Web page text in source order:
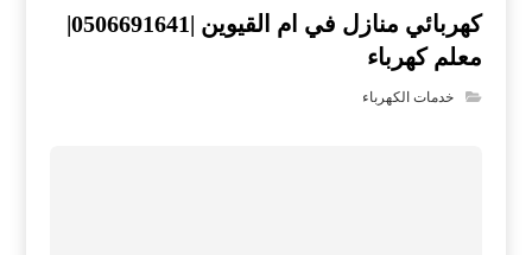
كهربائي منازل في ام القيوين |0506691641|
معلم كهرباء
خدمات الكهرباء